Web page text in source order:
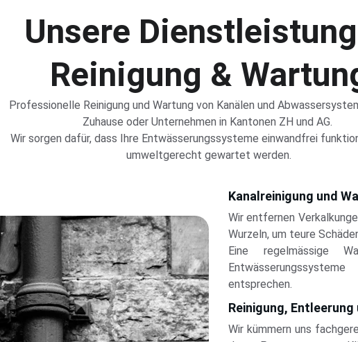
Unsere
Reinigung &
Professionelle Reinigung und Wartung von Kanälen und
Zuhause oder Unternehmen in Kantonen ZH und AG.
Wir sorgen dafür, dass Ihre Entwässerungssysteme einwandfrei
umweltgerecht gewartet werden.
Reinigung, Entleerung
Wir kümmern uns
Kanalreinigung und
Wir entfernen
Wurzeln, um teure
Eine regelmässige
entsprechen.